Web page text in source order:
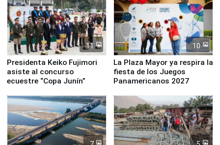
11
Presidenta Keiko Fujimori
asiste al concurso
ecuestre “Copa Junín”
10
La Plaza Mayor ya respira la
fiesta de los Juegos
Panamericanos 2027